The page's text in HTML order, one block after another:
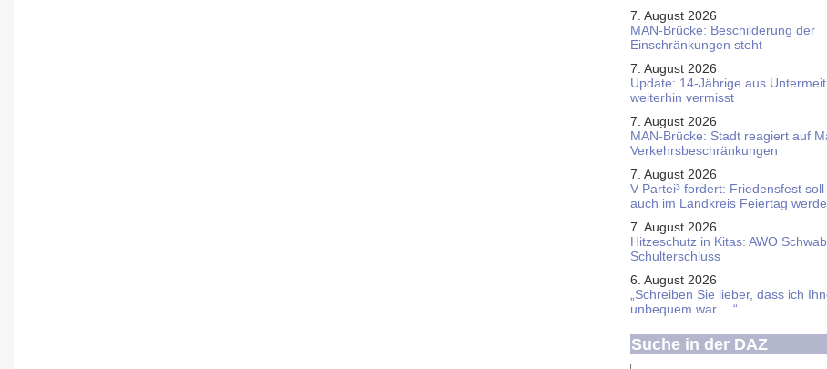
7. August 2026
MAN-Brücke: Beschilderung der
Einschränkungen steht
7. August 2026
Update: 14-Jährige aus
weiterhin vermisst
7. August 2026
MAN-Brücke: Stadt reagiert auf
Verkehrsbeschränkungen
7. August 2026
V-Partei­³ fordert: Friedens­fest
auch im Land­kreis Feier­tag
7. August 2026
Hitzeschutz in Kitas: AWO
Schulterschluss
6. August 2026
„Schreiben Sie lieber, dass ich
unbequem war …“
Suche in der DAZ